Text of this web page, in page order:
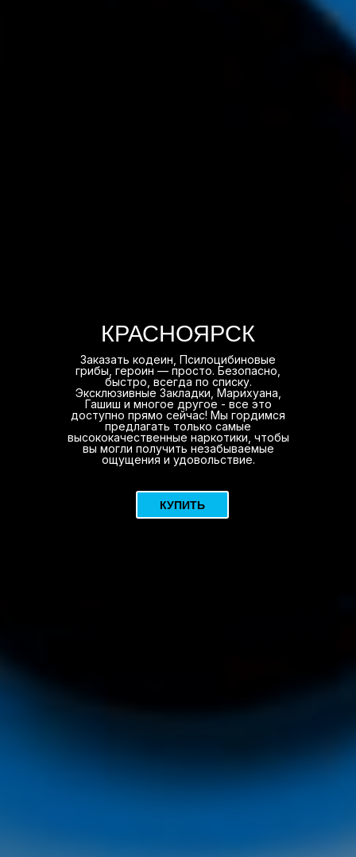
КРАСНОЯРСК
Заказать кодеин, Псилоцибиновые
грибы, героин — просто. Безопасно,
быстро, всегда по списку.
Эксклюзивные Закладки, Марихуана,
Гашиш и многое другое - все это
доступно прямо сейчас! Мы гордимся
предлагать только самые
высококачественные наркотики, чтобы
вы могли получить незабываемые
ощущения и удовольствие.
КУПИТЬ